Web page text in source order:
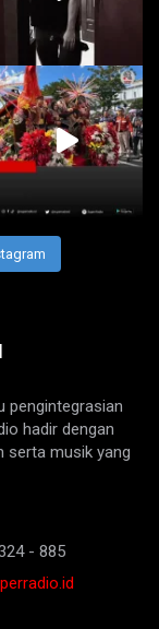
pengintegrasian
hadir dengan
serta musik yang
- 885